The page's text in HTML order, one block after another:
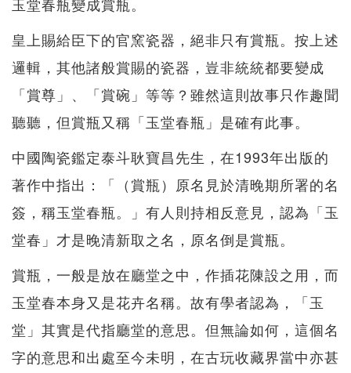
玉堂春瓶變成賞瓶。
皇上賜給臣下的官窯瓷器，絕非只有賞瓶。按上述
邏輯，其他諸般賞賜的瓷器，豈非統統都要變成
「賞尊」、「賞碗」等等？雖然這則故事只作趣聞
聽聽，但賞瓶又稱「玉堂春瓶」是確有此事。
中國陶瓷鑑定泰斗耿寶昌先生，在1993年出版的
著作中指出：「（賞瓶）原名見於清晚期所署的名
簽，稱玉堂春瓶。」有人則持相反意見，認為「玉
堂春」才是晚清新取之名，原名倒是賞瓶。
賞瓶，一般是放在廳堂之中，作插花陳設之用，而
玉堂春本身又是花卉名稱。故有學者認為，「玉
堂」其實是代指廳堂的意思。但無論如何，這個名
字的意思和出處至今未明，在古玩收藏界當中亦甚